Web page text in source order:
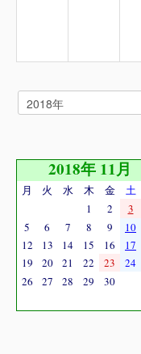
2018年 11月
月 火 水 木 金 土
1
2 3
5
6 7 8 9 10
12
13 14 15 16 17
19
20 21 22 23 24
26
27 28 29 30